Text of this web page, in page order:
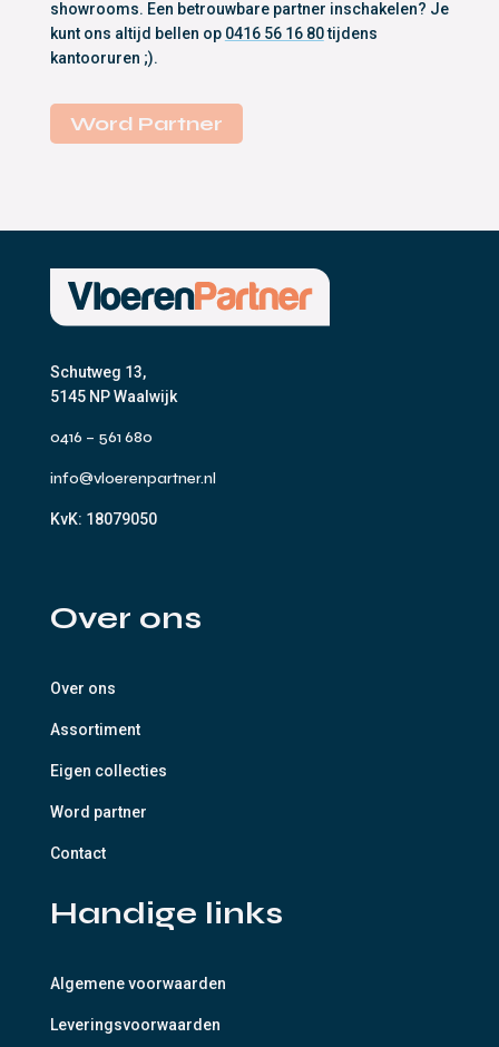
showrooms. Een betrouwbare partner inschakelen? Je
kunt ons altijd bellen op 0416 56 16 80tijdens
kantooruren ;).
Word Partner
Schutweg 13,
5145 NP Waalwijk
0416 – 561 680
info@vloerenpartner.nl
KvK: 18079050
Over ons
Over ons
Assortiment
Eigen collecties
Word partner
Contact
Handige links
Algemene voorwaarden
Leveringsvoorwaarden